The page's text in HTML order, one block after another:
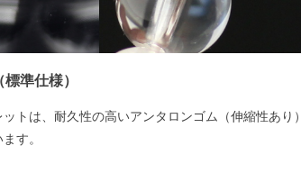
準仕様）
トは、耐久性の高いアンタロンゴム（伸縮性あり）
す。